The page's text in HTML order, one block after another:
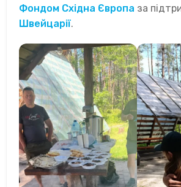
Фондом Східна Європа за
Швейцарії.